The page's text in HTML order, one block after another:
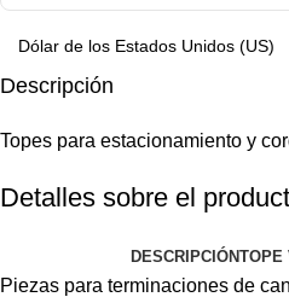
Descripción
Topes para estacionamiento y
Detalles sobre el
DESCRIPCIÓNTOPE
Piezas para terminaciones de